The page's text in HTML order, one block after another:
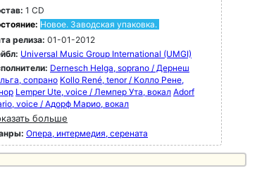
1 CD
Новое. Заводская упаковка.
релиза: 01-01-2012
Universal Music Group International (UMGI)
Dernesch Helga, soprano / Дернеш
сопрано Kollo René, tenor / Колло Рене,
Lemper Ute, voice / Лемпер Ута, вокал Adorf
voice / Адорф Марио, вокал
больше
Опера, интермедия, серената